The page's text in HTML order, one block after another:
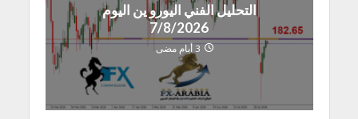
التحليل الفني اليورو ين اليوم
7/8/2026
3 أيام مضى